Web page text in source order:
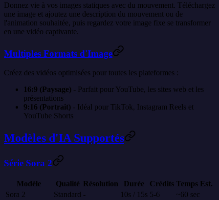
Donnez vie à vos images statiques avec du mouvement. Téléchargez
une image et ajoutez une description du mouvement ou de
l'animation souhaitée, puis regardez votre image fixe se transformer
en une vidéo captivante.
Multiples Formats d'Image
Créez des vidéos optimisées pour toutes les plateformes :
16:9 (Paysage) - Parfait pour YouTube, les sites web et les
présentations
9:16 (Portrait) - Idéal pour TikTok, Instagram Reels et
YouTube Shorts
Modèles d'IA Supportés
Série Sora 2
Modèle Qualité Résolution Durée Crédits Temps Est.
Sora 2
Standard - 10s / 15s 5-6
~60 sec